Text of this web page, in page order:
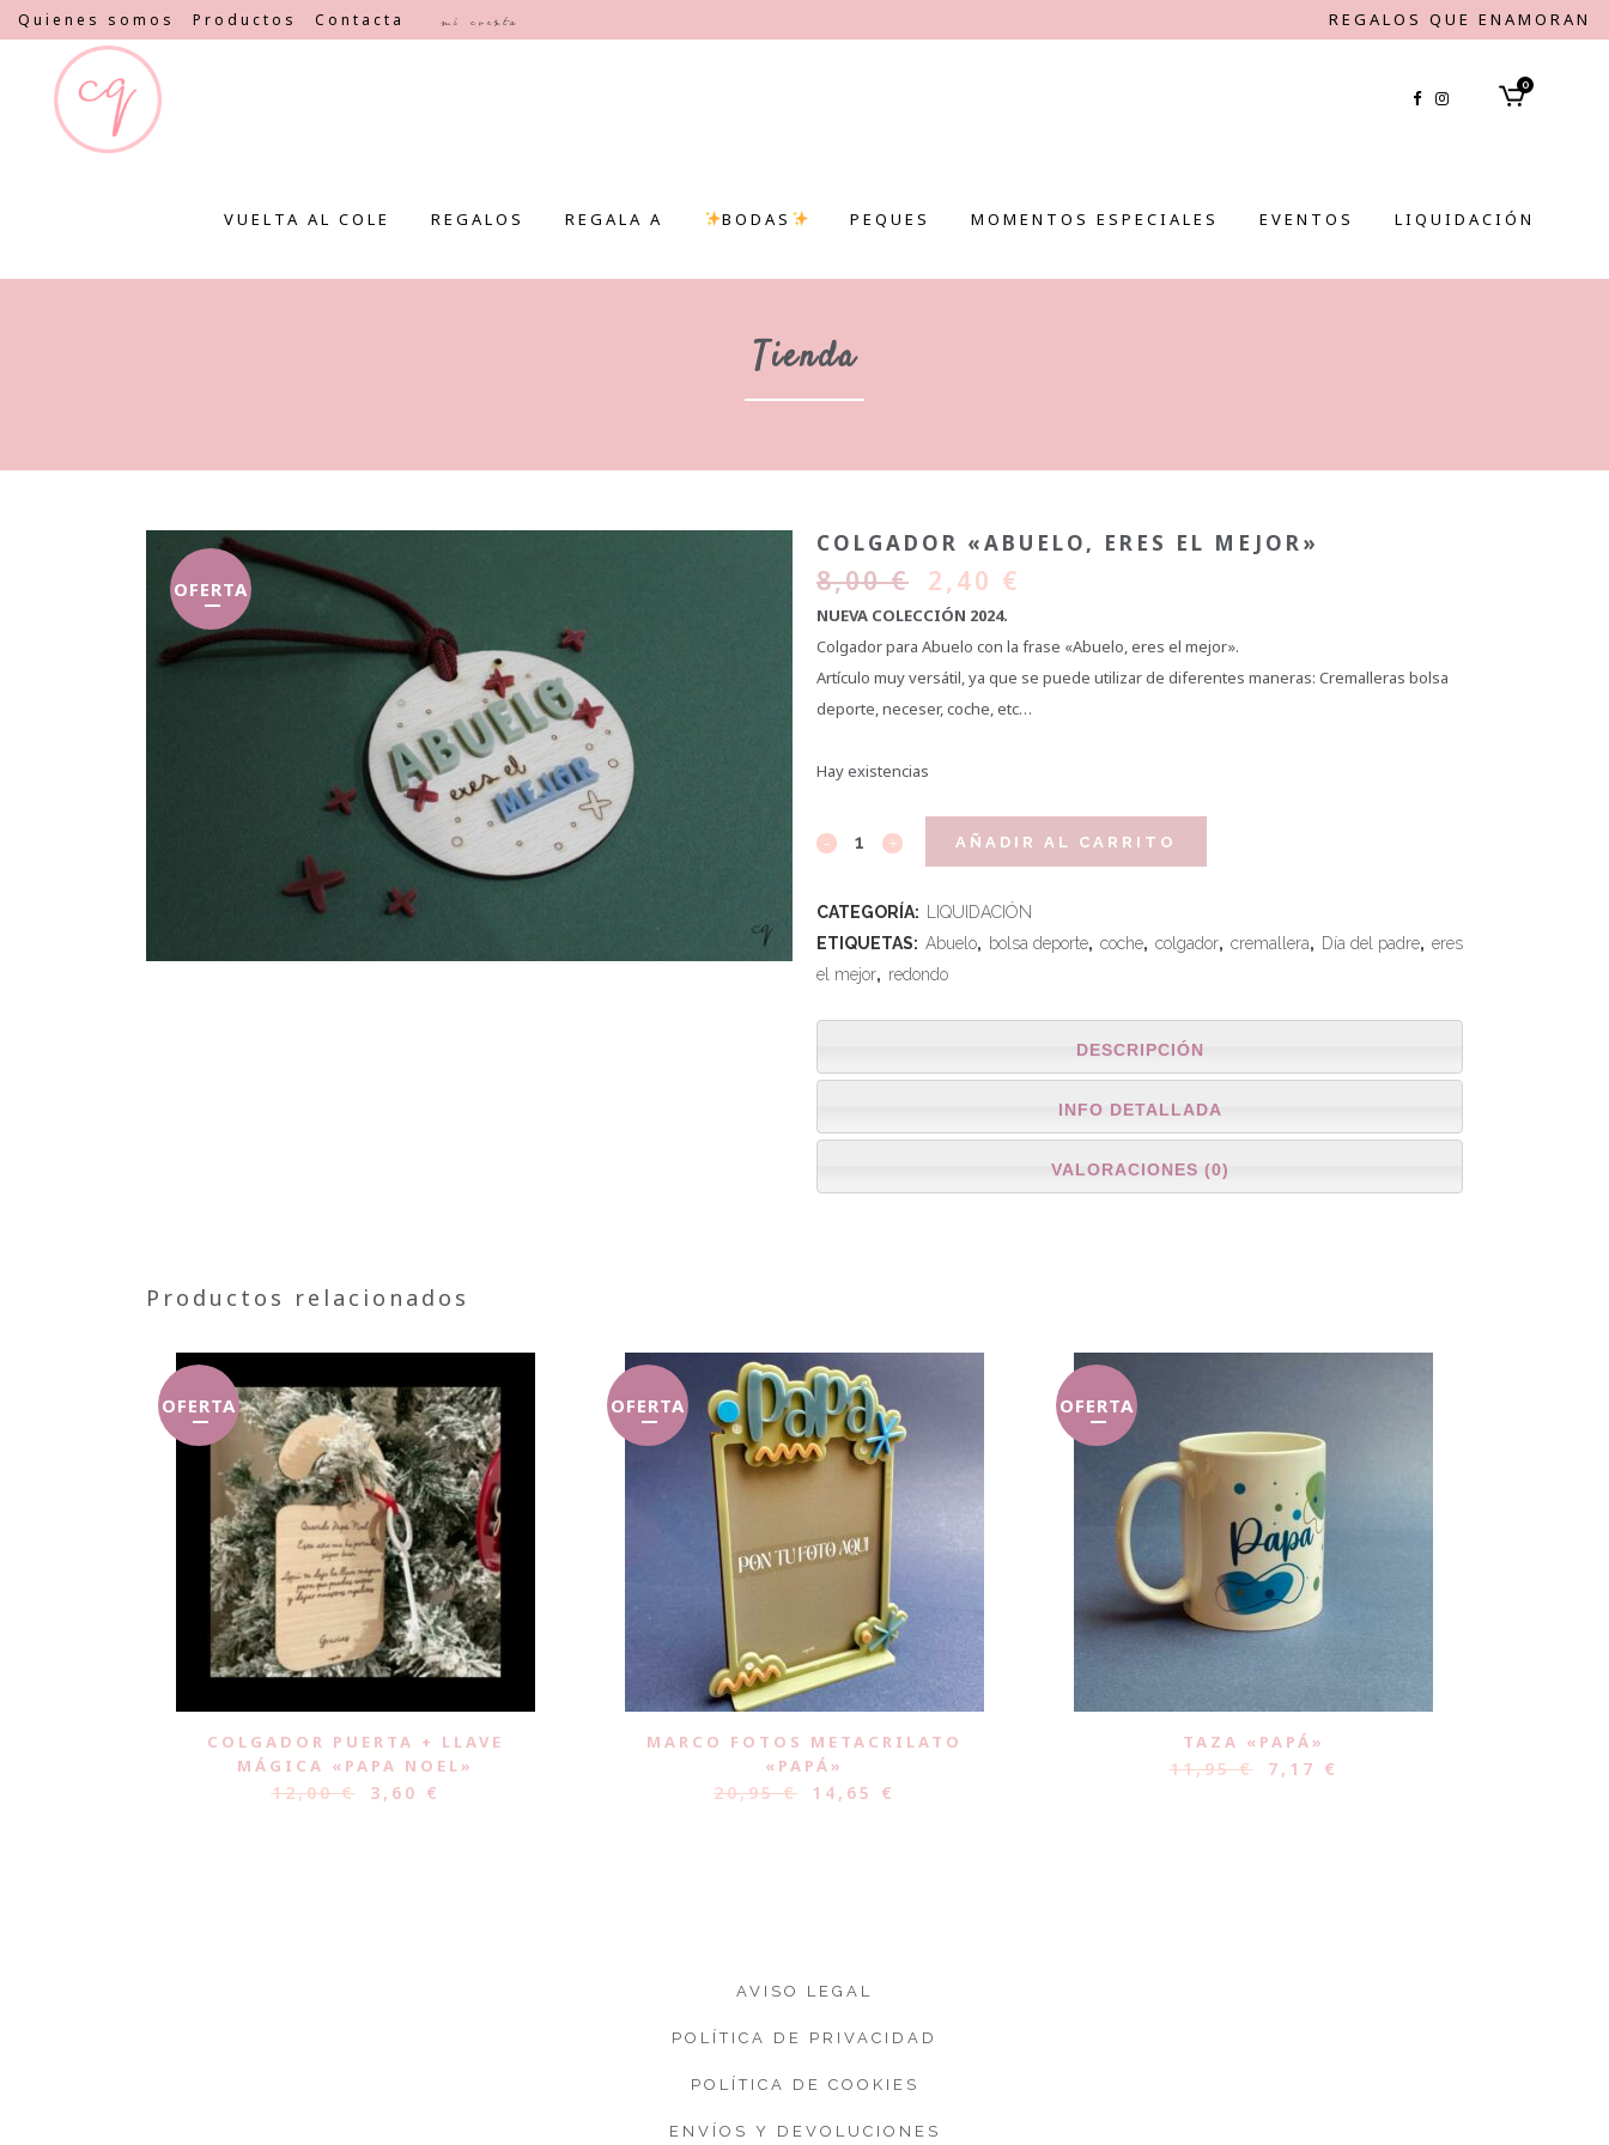
Quienes somos Productos Contacta Mi cuenta REGALOS QUE ENAMORAN
0
VUELTA AL COLE REGALOS REGALA A BODAS PEQUES MOMENTOS ESPECIALES EVENTOS LIQUIDACIÓN
Tienda
OFERTA
COLGADOR «ABUELO, ERES EL MEJOR»
8,00€ 2,40 €
NUEVA COLECCIÓN 2024.
Colgador para Abuelo con la frase «Abuelo, eres el mejor».
Artículo muy versátil, ya que se puede utilizar de diferentes maneras: Cremalleras bolsa
deporte, neceser, coche, etc…
Hay existencias
AÑADIR AL CARRITO
CATEGORÍA:
LIQUIDACIÓN
ETIQUETAS: Abuelo, bolsa deporte, coche, colgador, cremallera, Día del padre, eres
el mejor, redondo
DESCRIPCIÓN
INFO DETALLADA
VALORACIONES (0)
Productos relacionados
OFERTA
COLGADOR PUERTA + LLAVE
MÁGICA «PAPA NOEL»
12,00€ 3,60 €
OFERTA
MARCO FOTOS METACRILATO
«PAPÁ»
20,95€ 14,65 €
OFERTA
TAZA «PAPÁ»
11,95€ 7,17 €
AVISO LEGAL
POLÍTICA DE PRIVACIDAD
POLÍTICA DE COOKIES
ENVÍOS Y DEVOLUCIONES